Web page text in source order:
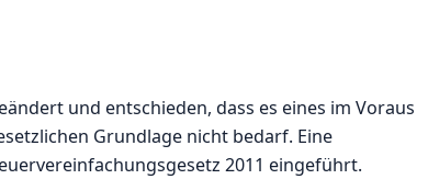
und entschieden, dass es eines im Voraus
Grundlage nicht bedarf. Eine
2011 eingeführt.